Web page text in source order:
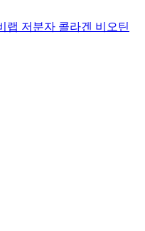
랩 저분자 콜라겐 비오틴